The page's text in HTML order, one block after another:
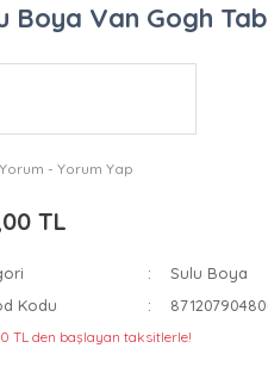
Boya Van Gogh
- Yorum Yap
TL
Sulu Boya
Kodu
TL den başlayan taksitlerle!